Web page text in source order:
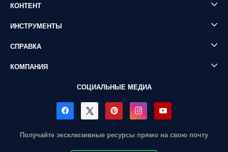
КОНТЕНТ
ИНСТРУМЕНТЫ
СПРАВКА
КОМПАНИЯ
СОЦИАЛЬНЫЕ МЕДИА
Получайте эксклюзивные ресурсы прямо на свою почту